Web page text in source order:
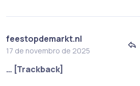
feestopdemarkt.nl
17 de novembro de 2025
… [Trackback]